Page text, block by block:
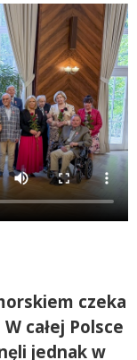
czeka
całej Polsce
jednak w